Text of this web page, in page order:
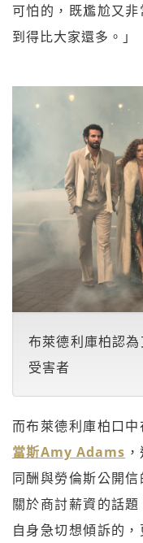
可怕的，既尷尬又
到得比大家還多。」
布萊德利庫柏認
受害者
而布萊德利庫柏口
當斯Amy Adams
同酬與勞倫斯公開
關於商討薪資的話
自身急切想傾訴的